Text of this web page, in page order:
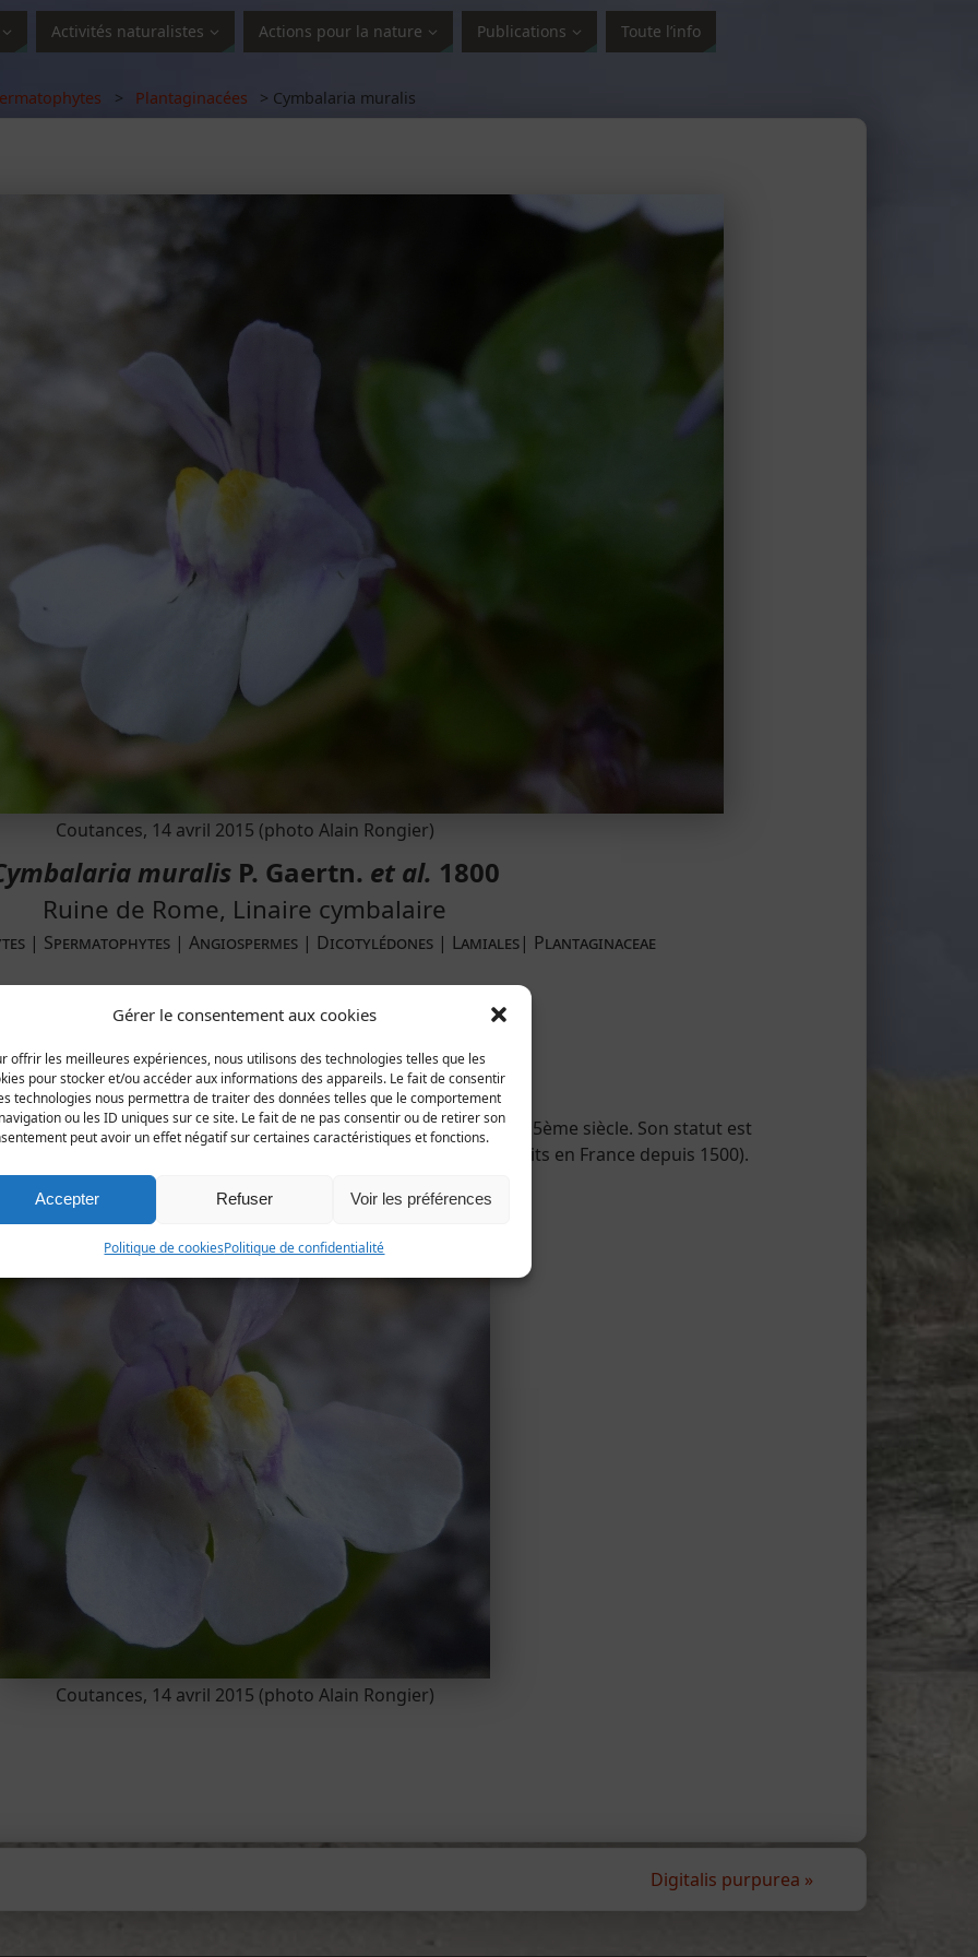
Gérer le consentement aux cookies
offrir les meilleures expériences, nous utilisons des technologies telles que les
pour stocker et/ou accéder aux informations des appareils. Le fait de consentir
technologies nous permettra de traiter des données telles que le comportement
ou les ID uniques sur ce site. Le fait de ne pas consentir ou de retirer son
peut avoir un effet négatif sur certaines caractéristiques et fonctions.
Accepter Refuser Voir les préférences
Politique de cookiesPolitique de confidentialité
Activités naturalistes Actions pour la nature Publications Toute l’info
> Plantaginacées > Cymbalaria muralis
Coutances, 14 avril 2015 (photo Alain Rongier)
muralisP. Gaertn. et al. 1800
Ruine de Rome, Linaire cymbalaire
| Spermatophytes | Angiospermes | Dicotylédones | Lamiales| Plantaginaceae
département.
est de l'Europe, et aurait été introduite dans nos régions au 15ème siècle. Son statut est
arrivés en France avant 1500) et néophytes (taxons introduits en France depuis 1500).
Coutances, 14 avril 2015 (photo Alain Rongier)
Digitalis purpurea »